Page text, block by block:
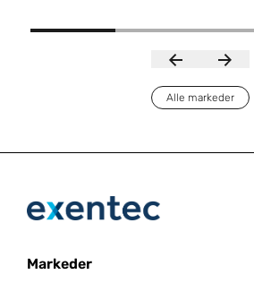
Alle markeder
Markeder